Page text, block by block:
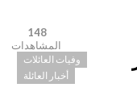
148
المشاهدات
وفيات العائلات
أخبار العائلة